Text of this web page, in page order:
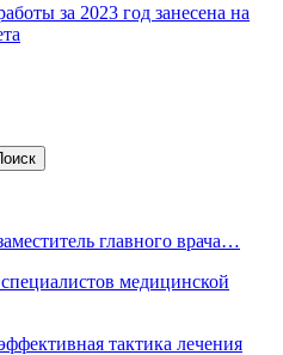
за 2023 год занесена на
главного врача…
медицинской
тактика лечения